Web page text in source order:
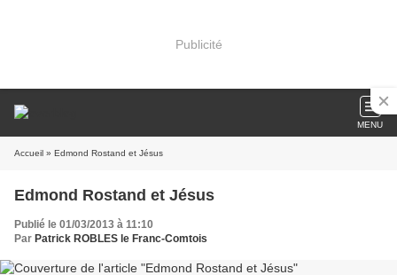
Publicité
MENU
Accueil » Edmond Rostand et Jésus
Edmond Rostand et Jésus
Publié le 01/03/2013 à 11:10
Par Patrick ROBLES le Franc-Comtois